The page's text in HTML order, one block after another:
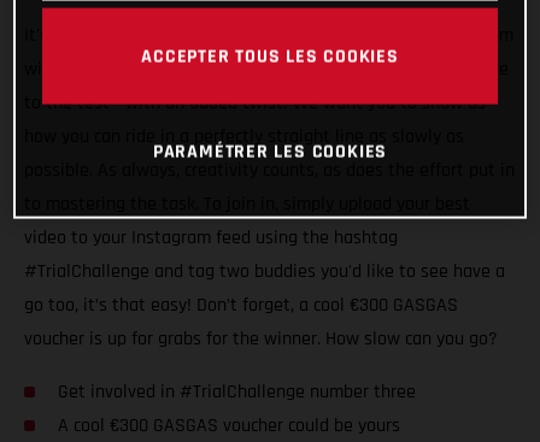
with each passing month! For April we’re putting your balance
to the test - with an added twist! We want you to show us
how you can ride in a perfectly straight line as slowly as
video to your Instagram feed using the hashtag
#TrialChallenge and tag two buddies you'd like to see have a
go too, it’s that easy! Don’t forget, a cool €300 GASGAS
voucher is up for grabs for the winner. How slow can you go?
Get involved in #TrialChallenge number three
A cool €300 GASGAS voucher could be yours
ACCEPTER TOUS LES COOKIES
PARAMÉTRER LES COOKIES